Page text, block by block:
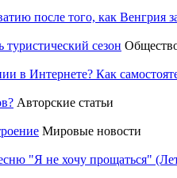
после того, как Венгрия
сезон
в Интернете? Как
Авторские статьи
Мировые новости
"Я не хочу прощаться"